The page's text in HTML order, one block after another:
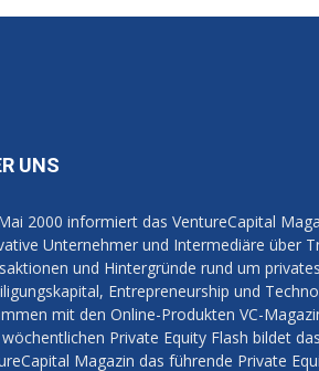
UNS
2000 informiert das VentureCapital
Unternehmer und Intermediäre über
und Hintergründe rund um privates
Entrepreneurship und
mit den Online-Produkten VC-
Private Equity Flash bildet das
Magazin das führende Private